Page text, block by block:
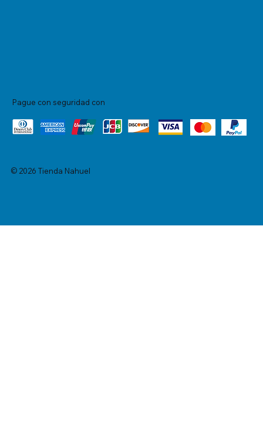
Pague con seguridad con
© 2026 Tienda Nahuel